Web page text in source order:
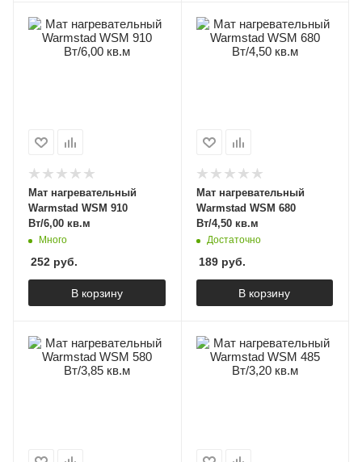
Мат нагревательный
Warmstad WSM 910
Вт/6,00 кв.м
Много
252 руб.
В корзину
Мат нагревательный
Warmstad WSM 680
Вт/4,50 кв.м
Достаточно
189руб.
В корзину